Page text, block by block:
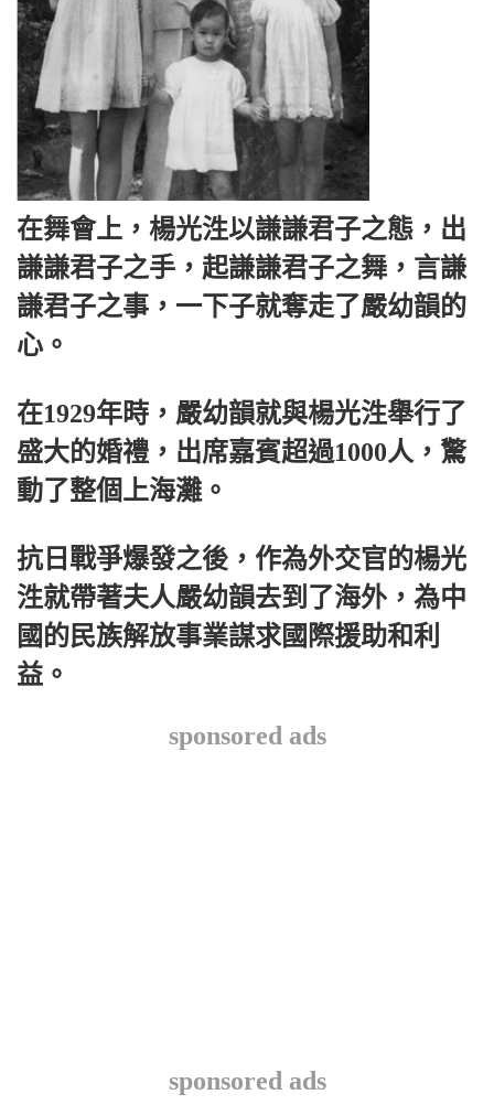
在舞會上，楊光泩以謙謙君子之態，出
謙謙君子之手，起謙謙君子之舞，言謙
謙君子之事，一下子就奪走了嚴幼韻的
心。
在1929年時，嚴幼韻就與楊光泩舉行了
盛大的婚禮，出席嘉賓超過1000人，驚
動了整個上海灘。
抗日戰爭爆發之後，作為外交官的楊光
泩就帶著夫人嚴幼韻去到了海外，為中
國的民族解放事業謀求國際援助和利
益。
sponsored ads
sponsored ads